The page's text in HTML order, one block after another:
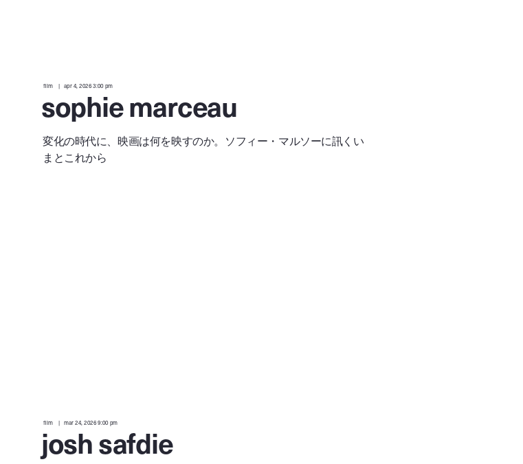
film apr 4, 2026 3:00 pm
sophie marceau
変化の時代に、映画は何を映すのか。ソフィー・マルソーに訊くい
まとこれから
film mar 24, 2026 9:00 pm
josh safdie